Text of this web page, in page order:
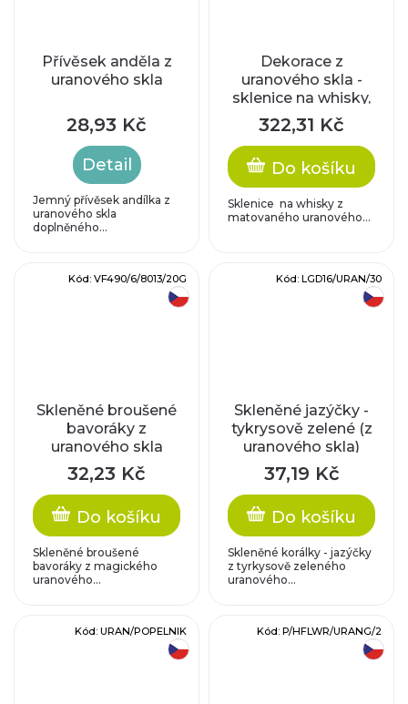
Přívěsek anděla z
uranového skla
28,93 Kč
Detail
Jemný přívěsek andílka z
uranového skla
doplněného...
Dekorace z
uranového skla -
sklenice na whisky,
matované sklo
322,31 Kč
Do košíku
Sklenice na whisky z
matovaného uranového...
Skleněné broušené
bavoráky z
uranového skla
32,23 Kč
Do košíku
Skleněné broušené
bavoráky z magického
uranového...
Kód: VF490/6/8013/20G
Skleněné jazýčky -
tykrysově zelené (z
uranového skla)
37,19 Kč
Do košíku
Skleněné korálky - jazýčky
z tyrkysově zeleného
uranového...
Kód: LGD16/URAN/30
Kód: URAN/POPELNIK Kód: P/HFLWR/URANG/2